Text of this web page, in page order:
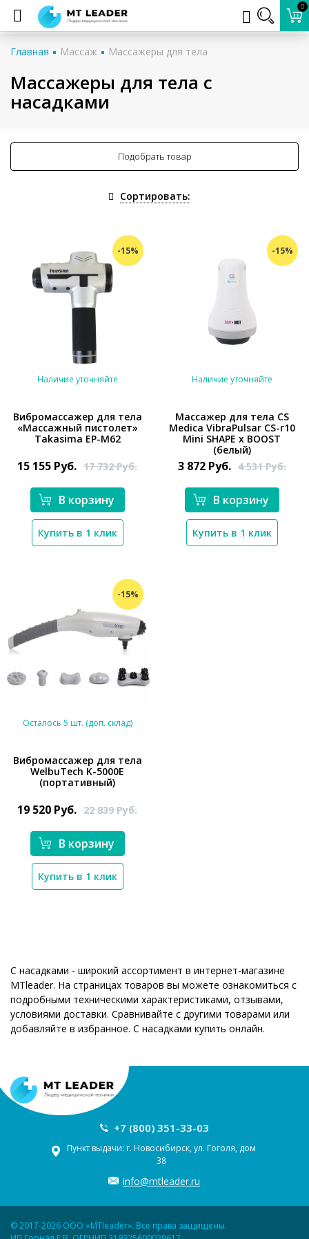
0
Главная Массаж Массажеры для тела
Массажеры для тела с
насадками
Подобрать товар
Сортировать:
-15%
*}
Наличие уточняйте
Вибромассажер для тела
«Массажный пистолет»
Takasima EP-M62
15 155 Руб. 17 732Руб.
В корзину
Купить в 1 клик
-15%
*}
Наличие уточняйте
Массажер для тела CS
Medica VibraPulsar CS-r10
Mini SHAPE x BOOST
(белый)
3 872 Руб. 4 531Руб.
В корзину
Купить в 1 клик
-15%
*}
Осталось 5 шт. (доп. склад)
Вибромассажер для тела
WelbuTech K-5000E
(портативный)
19 520 Руб. 22 839Руб.
В корзину
Купить в 1 клик
С насадками - широкий ассортимент в интернет-магазине
MTleader. На страницах товаров вы можете ознакомиться с
подробными техническими характеристиками, отзывами,
условиями доставки. Сравнивайте с другими товарами или
добавляйте в избранное. С насадками купить онлайн.
+7 (800) 351-33-03
Пункт выдачи: г. Новосибирск, ул. Гоголя, дом
38
info@mtleader.ru
© 2017-2026 ООО «MTleader». Все права защищены.